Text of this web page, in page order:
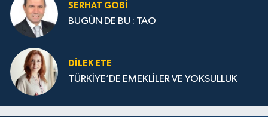
SERHAT GOBİ
BUGÜN DE BU : TAO
DILEK ETE
TÜRKİYE’DE EMEKLİLER VE YOKSULLUK